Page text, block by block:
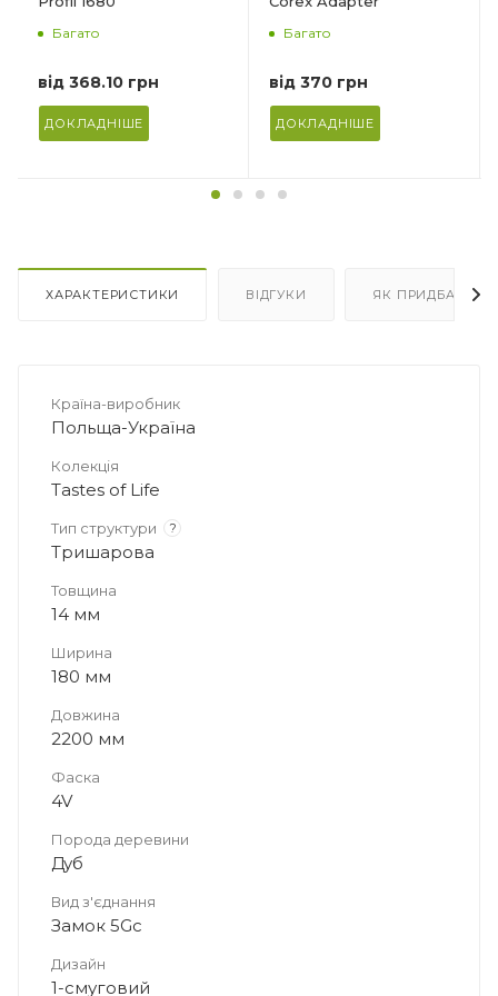
Багато
від368.10 грн
ДОКЛАДНІШЕ
Багато
від370 грн
ДОКЛАДНІШЕ
ХАРАКТЕРИСТИКИ ВІДГУКИ ЯК ПРИДБАТИ
Країна-виробник
Польща-Україна
Колекція
Tastes of Life
Тип структури ?
Тришарова
Товщина
14 мм
Ширина
180 мм
Довжина
2200 мм
Фаска
4V
Порода деревини
Дуб
Вид з'єднання
Замок 5Gc
Дизайн
1-смуговий